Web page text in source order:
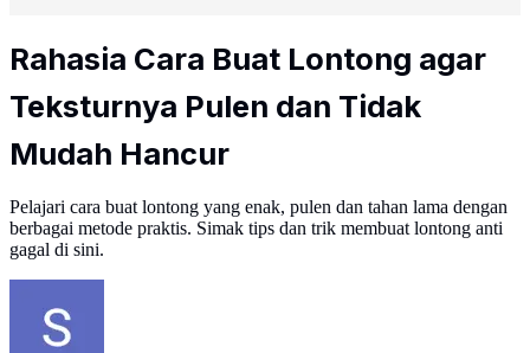
Rahasia Cara Buat Lontong agar
Teksturnya Pulen dan Tidak
Mudah Hancur
Pelajari cara buat lontong yang enak, pulen dan tahan lama dengan
berbagai metode praktis. Simak tips dan trik membuat lontong anti
gagal di sini.